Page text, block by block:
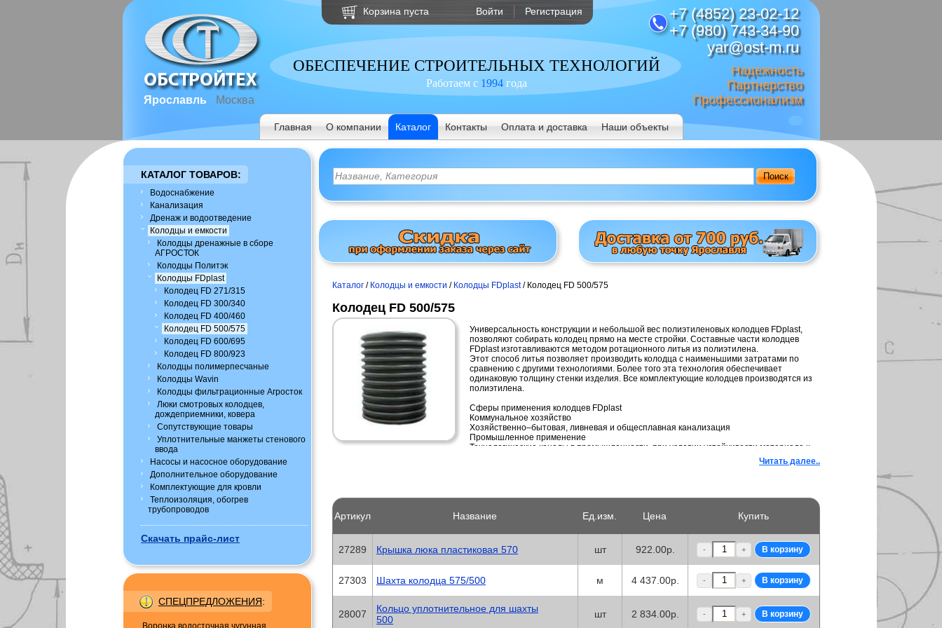
Ярославль Москва
Корзина пуста Войти Регистрация
ОБЕСПЕЧЕНИЕ СТРОИТЕЛЬНЫХ ТЕХНОЛОГИЙ
Работаем с 1994года
+7 (4852) 23-02-12
+7 (980) 743-34-90
yar@ost-m.ru
Надежность
Партнерство
Профессионализм
Главная О компании Каталог Контакты Оплата и доставка Наши объекты
КАТАЛОГ ТОВАРОВ:
Водоснабжение
Канализация
Дренаж и водоотведение
Колодцы и емкости
Колодцы дренажные в сборе
АГРОСТОК
Колодцы Политэк
Колодцы FDplast
Колодец FD 271/315
Колодец FD 300/340
Колодец FD 400/460
Колодец FD 500/575
Колодец FD 600/695
Колодец FD 800/923
Колодцы полимерпесчаные
Колодцы Wavin
Колодцы фильтрационные Агросток
Люки смотровых колодцев,
дождеприемники, ковера
Сопутствующие товары
Уплотнительные манжеты стенового
ввода
Насосы и насосное оборудование
Дополнительное оборудование
Комплектующие для кровли
Теплоизоляция, обогрев
трубопроводов
Скачать прайс-лист
СПЕЦПРЕДЛОЖЕНИЯ:
Воронка водосточная чугунная
Поиск
Каталог / Колодцы и емкости / Колодцы FDplast/ Колодец FD 500/575
Колодец FD 500/575
Универсальность конструкции и небольшой вес полиэтиленовых колодцев FDplast,
позволяют собирать колодец прямо на месте стройки. Составные части колодцев
FDplast изготавливаются методом ротационного литья из полиэтилена.
Этот способ литья позволяет производить колодца с наименьшими затратами по
сравнению с другими технологиями. Более того эта технология обеспечивает
одинаковую толщину стенки изделия. Все комплектующие колодцев производятся из
полиэтилена.
Сферы применения колодцев FDplast
Коммунальное хозяйство
Хозяйственно–бытовая, ливневая и общесплавная канализация
Промышленное применение
Технологические каналы в промышленности, при условии устойчивости материала к
1. Длительный срок службы колодца, до 50 лет.
3. Экономичность. При монтаже полиэтиленовых колодцев отсутствует необходимость
дополнительных работ по герметизации, выравнивании и регулировке колодцев в
отличии от ж/б колодцев.
4. Гигиеничность и простота в обслуживании. Благодаря, химической стойкости,
невозможности образования отложения и размножения бактерий на внутренней
поверхности трубы, очистка системы полиэтиленовых колодцев происходит с
минимальными затратами.
5. Гладкая внутренняя поверхность лотков и труб снижает скорость заиливания
трубопровода и, таким образом, закупорку канализации.
Читать далее..
Артикул Название Ед.изм. Цена Купить
27289 Крышка люка пластиковая 570 шт 922.00р. - +
27303 Шахта колодца 575/500 м 4 437.00р. - +
28007
Кольцо уплотнительное для шахты
500
шт 2 834.00р. - +